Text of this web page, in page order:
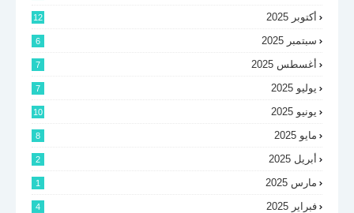
أكتوبر 2025 12
سبتمبر 2025 6
أغسطس 2025 7
يوليو 2025 7
يونيو 2025 10
مايو 2025 8
أبريل 2025 2
مارس 2025 1
فبراير 2025 4